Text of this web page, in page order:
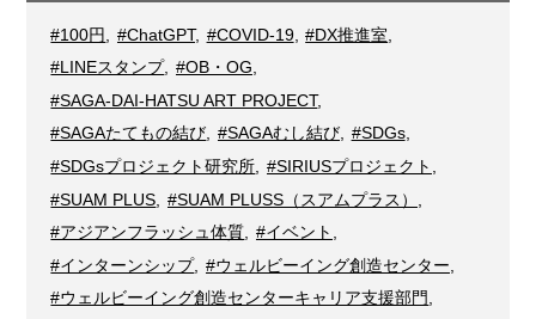
#100円 #ChatGPT, #COVID-19, #DX推進室
#LINEスタンプ, #OB・OG
#SAGA-DAI-HATSU ART PROJECT,
#SAGAたてもの結び, #SAGAむし結び, #SDGs,
#SDGsプロジェクト研究所
#SIRIUSプロジェクト
#SUAM PLUS
#SUAM PLUSS（スアムプラス）
#アジアンフラッシュ体質
#イベント
#インターンシップ, #ウェルビーイング創造センター
#ウェルビーイング創造センターキャリア支援部門